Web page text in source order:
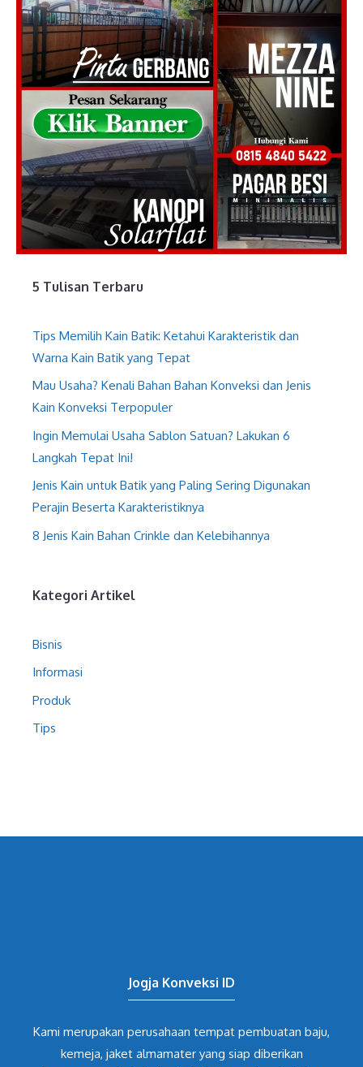
5 Tulisan Terbaru
Tips Memilih Kain Batik: Ketahui Karakteristik dan
Warna Kain Batik yang Tepat
Mau Usaha? Kenali Bahan Bahan Konveksi dan Jenis
Kain Konveksi Terpopuler
Ingin Memulai Usaha Sablon Satuan? Lakukan 6
Langkah Tepat Ini!
Jenis Kain untuk Batik yang Paling Sering Digunakan
Perajin Beserta Karakteristiknya
8 Jenis Kain Bahan Crinkle dan Kelebihannya
Kategori Artikel
Bisnis
Informasi
Produk
Tips
Jogja Konveksi ID
Kami merupakan perusahaan tempat pembuatan baju,
kemeja, jaket almamater yang siap diberikan